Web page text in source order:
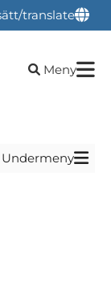
translate
Öppna
Meny
Undermeny